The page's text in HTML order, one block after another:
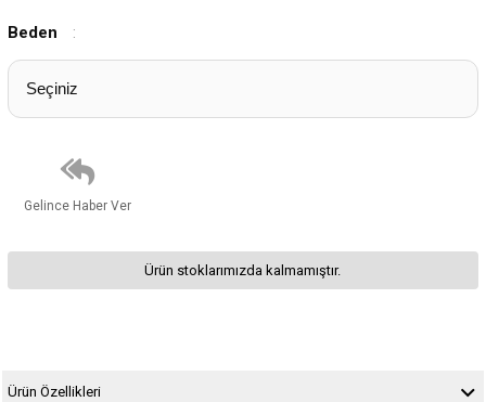
Beden :
Gelince Haber Ver
Ürün stoklarımızda kalmamıştır.
Ürün Özellikleri